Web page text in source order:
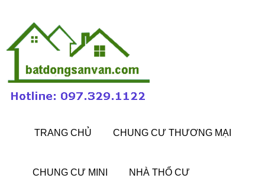
TRANG CHỦ CHUNG CƯ THƯƠNG MẠI
CHUNG CƯ MINI NHÀ THỔ CƯ